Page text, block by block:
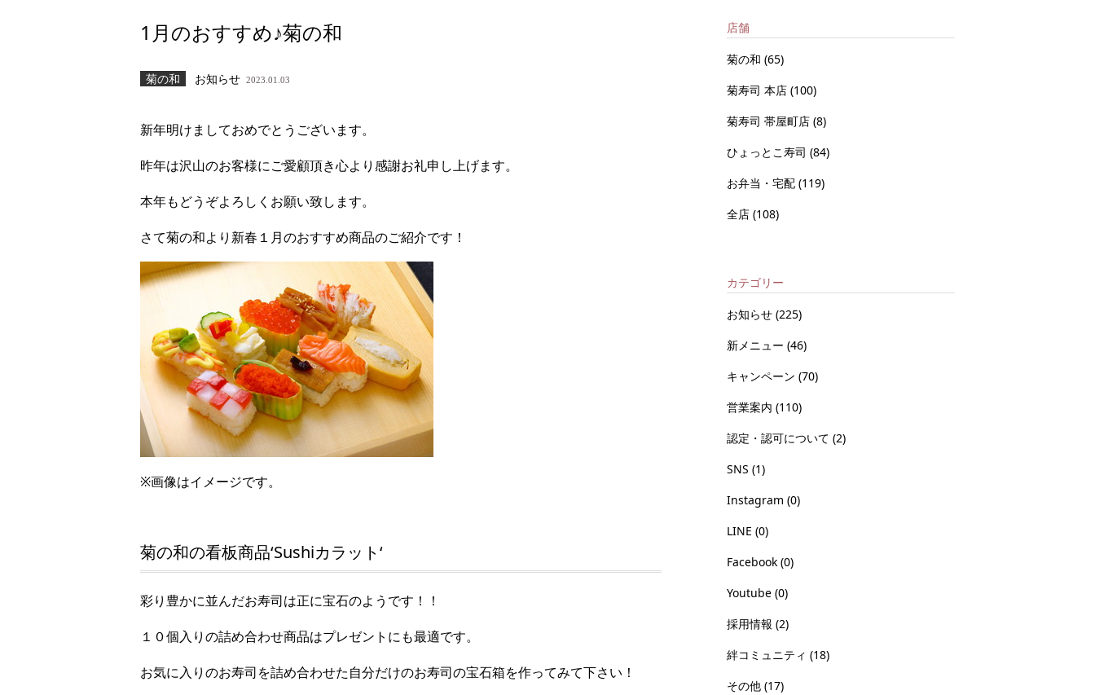
1月のおすすめ♪菊の和
菊の和 お知らせ 2023.01.03
新年明けましておめでとうございます。
昨年は沢山のお客様にご愛顧頂き心より感謝お礼申し上げます。
本年もどうぞよろしくお願い致します。
さて菊の和より新春１月のおすすめ商品のご紹介です！
※画像はイメージです。
菊の和の看板商品‘Sushiカラット‘
彩り豊かに並んだお寿司は正に宝石のようです！！
１０個入りの詰め合わせ商品はプレゼントにも最適です。
お気に入りのお寿司を詰め合わせた自分だけのお寿司の宝石箱を作ってみて下さい！
店舗
菊の和 (65)
菊寿司 本店 (100)
菊寿司 帯屋町店 (8)
ひょっとこ寿司 (84)
お弁当・宅配 (119)
全店 (108)
カテゴリー
お知らせ (225)
新メニュー (46)
キャンペーン (70)
営業案内 (110)
認定・認可について (2)
SNS (1)
Instagram (0)
LINE (0)
Facebook (0)
Youtube (0)
採用情報 (2)
絆コミュニティ (18)
その他 (17)